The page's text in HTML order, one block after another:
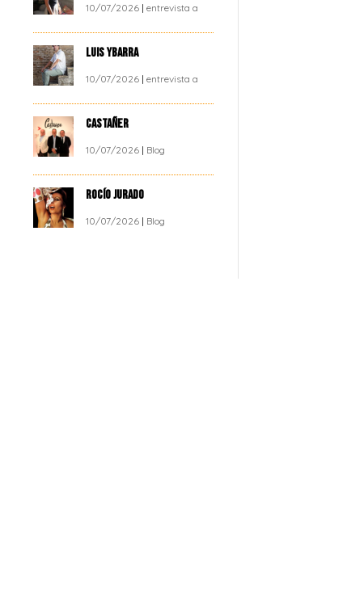
10/07/2026 |entrevista a
LUIS YBARRA
10/07/2026 |entrevista a
CASTAÑER
10/07/2026 | Blog
ROCÍO JURADO
10/07/2026 | Blog